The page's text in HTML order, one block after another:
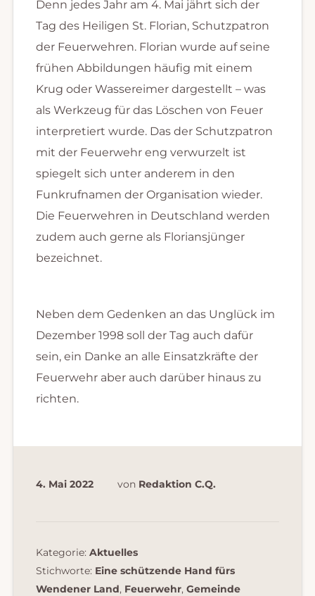
Denn jedes Jahr am 4. Mai jährt sich der
Tag des Heiligen St. Florian, Schutzpatron
der Feuerwehren. Florian wurde auf seine
frühen Abbildungen häufig mit einem
Krug oder Wassereimer dargestellt – was
als Werkzeug für das Löschen von Feuer
interpretiert wurde. Das der Schutzpatron
mit der Feuerwehr eng verwurzelt ist
spiegelt sich unter anderem in den
Funkrufnamen der Organisation wieder.
Die Feuerwehren in Deutschland werden
zudem auch gerne als Floriansjünger
bezeichnet.
Neben dem Gedenken an das Unglück im
Dezember 1998 soll der Tag auch dafür
sein, ein Danke an alle Einsatzkräfte der
Feuerwehr aber auch darüber hinaus zu
richten.
4. Mai 2022 von Redaktion C.Q.
Kategorie: Aktuelles
Stichworte: Eine schützende Hand fürs
Wendener Land, Feuerwehr, Gemeinde